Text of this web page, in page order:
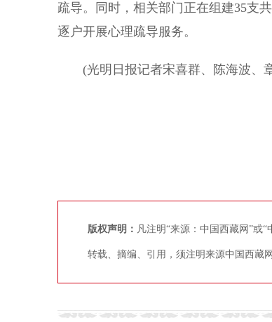
疏导。同时，相关部门正在组建35支
逐户开展心理疏导服务。
(光明日报记者宋喜群、陈海波、
版权声明： 凡注明“来源：中国西藏网”或
转载、摘编、引用，须注明来源中国西藏